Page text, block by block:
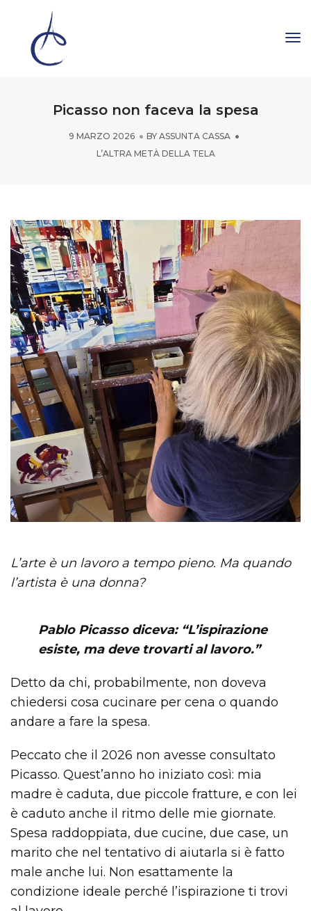
Picasso non faceva la spesa
9 MARZO 2026 BY ASSUNTA CASSA
L’ALTRA METÀ DELLA TELA
L’arte è un lavoro a tempo pieno. Ma quando
l’artista è una donna?
Pablo Picasso diceva: “L’ispirazione
esiste, ma deve trovarti al lavoro.”
Detto da chi, probabilmente, non doveva
chiedersi cosa cucinare per cena o quando
andare a fare la spesa.
Peccato che il 2026 non avesse consultato
Picasso. Quest’anno ho iniziato così: mia
madre è caduta, due piccole fratture, e con lei
è caduto anche il ritmo delle mie giornate.
Spesa raddoppiata, due cucine, due case, un
marito che nel tentativo di aiutarla si è fatto
male anche lui. Non esattamente la
condizione ideale perché l’ispirazione ti trovi